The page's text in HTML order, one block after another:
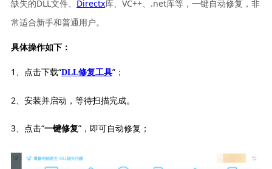
缺失的DLL文件、 Directx库、VC++、.net库等，一键自动修复，非
常适合新手和普通用户。
具体操作如下：
1、点击下载“DLL修复工具”；
2、安装并启动，等待扫描完成。
3、点击“一键修复”，即可自动修复；